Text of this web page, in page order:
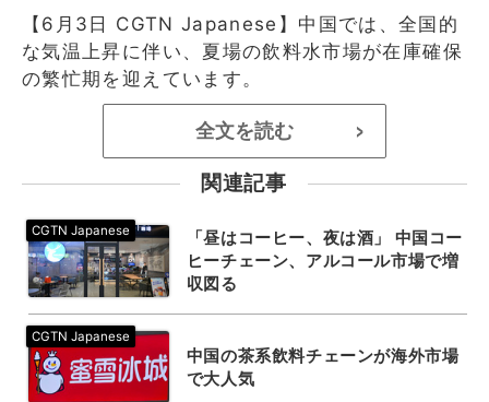
【6月3日 CGTN Japanese】中国では、全国的
な気温上昇に伴い、夏場の飲料水市場が在庫確保
の繁忙期を迎えています。
全文を読む >
関連記事
「昼はコーヒー、夜は酒」 中国コー
ヒーチェーン、アルコール市場で増
収図る
中国の茶系飲料チェーンが海外市場
で大人気